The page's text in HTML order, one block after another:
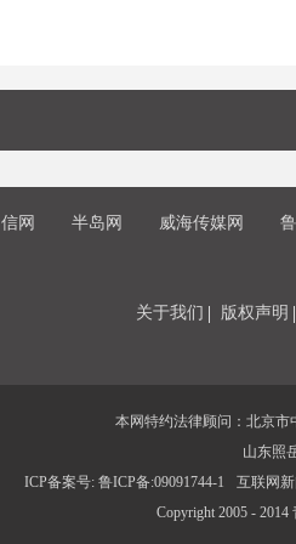
信网 半岛网 威海传媒网
关于我们 版权声明
本网特约法律顾问：北京
山东照
ICP备案号: 鲁ICP备:09091744-1
互联网
Copyright 2005 -